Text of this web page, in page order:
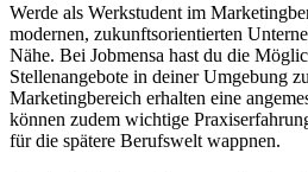
Werde als Werkstudent im
modernen, zukunftsorientierten
Nähe. Bei Jobmensa hast du die
Stellenangebote in deiner Umgebung
Marketingbereich erhalten eine
können zudem wichtige
für die spätere Berufswelt wappnen.